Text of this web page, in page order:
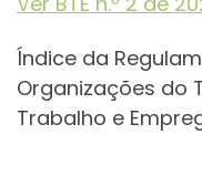
Índice da
Organizações do
Trabalho e